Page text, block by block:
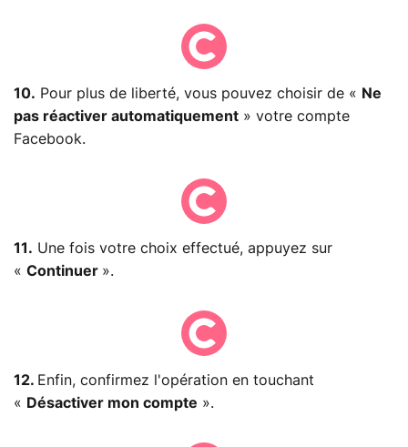
10. Pour plus de liberté, vous pouvez choisir de « Ne
pas réactiver automatiquement » votre compte
Facebook.
11. Une fois votre choix effectué, appuyez sur
« Continuer ».
12. Enfin, confirmez l'opération en touchant
« Désactiver mon compte ».